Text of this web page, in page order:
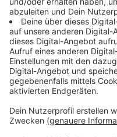
gerade Geld und
der fünf Einrichtungen
Stelle zusätzlich
deswegen
Sozialarbeitern an
sie sich mit ständig
Das führe nicht nur zu
Eltern, auch die Arbeit
eingeschränkt, so das